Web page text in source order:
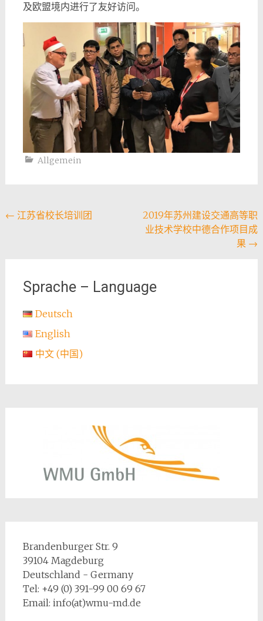
及欧盟境内进行了友好访问。
Allgemein
Post
← 江苏省校长培训团
2019年苏州建设交通高等职
业技术学校中德合作项目成
果 →
Sprache – Language
Deutsch
English
中文 (中国)
Brandenburger Str. 9
39104 Magdeburg
Deutschland - Germany
Tel: +49 (0) 391-99 00 69 67
Email: info(at)wmu-md.de